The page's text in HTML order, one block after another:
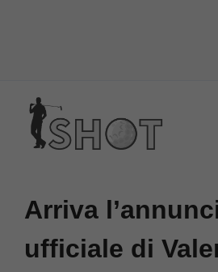
contenuto
Arriva
ufficiale di